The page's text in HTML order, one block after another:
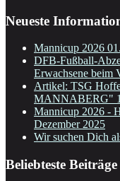
Neueste
Mannicup 2026
DFB-Fußball-
Erwachsene beim
Artikel: TSG
MANNABERG"
Mannicup 2026 -
Dezember 2025
Wir suchen Dich
Beliebteste Beiträge